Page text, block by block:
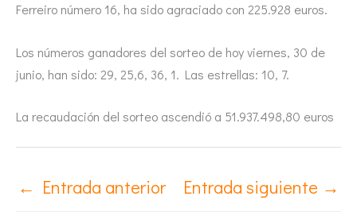
Ferreiro número 16, ha sido agraciado con 225.928 euros.
Los números ganadores del sorteo de hoy viernes, 30 de
junio, han sido: 29, 25,6, 36, 1. Las estrellas: 10, 7.
La recaudación del sorteo ascendió a 51.937.498,80 euros
← Entrada anterior Entrada siguiente →